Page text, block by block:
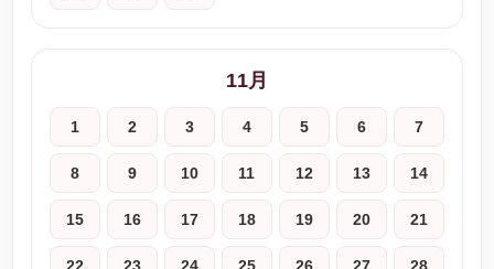
11月
1 2 3 4 5 6 7
8 9 10 11 12 13 14
15 16 17 18 19 20 21